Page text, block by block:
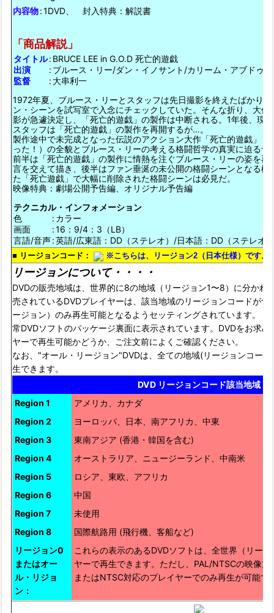
内容物:1DVD、 封入特典：解説書
「商品解説」
タイトル: BRUCE LEE in G.O.D 死亡的遊戯
出演
: ブルース・リー/ダン・イノサント/カリーム・アブドゥ
監督
: 大串利一
1972年夏、ブルース・リーとスタッフは先日撮影を終えたばかり
ン・シーンを試写室で入念にチェックしていた。そんな折り、大
影が急遽決定し、「死亡的遊戯」の製作は中断される。1年後、現
スタッフは「死亡的遊戯」の製作を再開するが…。
製作途中で未完成となった伝説のアクション大作「死亡的遊戯」（
った！）の全貌とブルース・リーの考える格闘哲学の真実に迫る
前半は「死亡的遊戯」の製作に情熱を注ぐブルース・リーの姿を再
言を交えて描き、後半はファン垂涎の未公開の格闘シーンとなる
た「死亡遊戯」で大幅に削除された格闘シーンは必見だ。
映像特典：劇場公開予告編、オリジナル予告編
テクニカル・インフォメーション
色
: カラー
画面
:16：9/4：3（LB）
言語/音声:英語/広東語：DD（ステレオ）/日本語：DD（ステレオ）
■ リージョンコード ： ※こちらは、リージョン2（日本仕様）です。
リージョンについて・・・・
DVDの販売地域は、世界的に8の地域（リージョン1〜8）に分かれ
売されているDVDプレイヤーは、該当地域のリージョンコードがつ
ージョン）のみ再生可能となるようセッティングされています。
常DVDソフトのパッケージ裏面に表示されています。DVDをお求
ヤーで再生可能かどうか、ご注文前によくご確認ください。
なお、"オール・リージョン"DVDは、全ての地域(リージョンコー
生できます。
DVD リージョンコード該当地域
Region 1
アメリカ、カナダ
Region 2
ヨーロッパ、日本、南アフリカ、中東
Region 3
東南アジア (香港・韓国を含む)
Region 4
オーストラリア、ニュージーランド、中南米
Region 5
ロシア、東欧、アフリカ
Region 6
中国
Region 7
未使用
Region 8
国際航路用 (飛行機、客船など)
リージョン0
またはオー
ル・リジョ
ン：
これらの表示のあるDVDソフトは、全世界（リー
ヤーで再生できます。ただし、PAL/NTSCの映像
またはNTSC対応のプレイヤーでのみ再生が可能で